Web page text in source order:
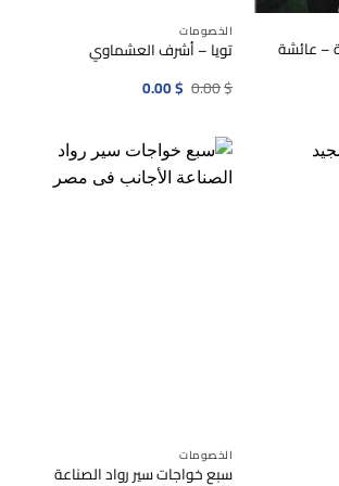
– عائشة
الخصومات
تويا – أشرف العشماوي
0.00$ السعر
الأصلي
0.00$ السعر
الحالي
الخصومات
سبع خواجات سير رواد الصناعة